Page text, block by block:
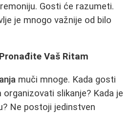
Gosti će razumeti.
je mnogo važnije od bilo
Vaš Ritam
muči mnoge. Kada gosti
slikanje? Kada je
Ne postoji jedinstven